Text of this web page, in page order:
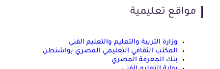
مواقع تعليمية
وزارة التربية والتعليم والتعليم الفني
المكتب الثقافي التعليمي المصري بواشنطن
بنك المعرفة المصري